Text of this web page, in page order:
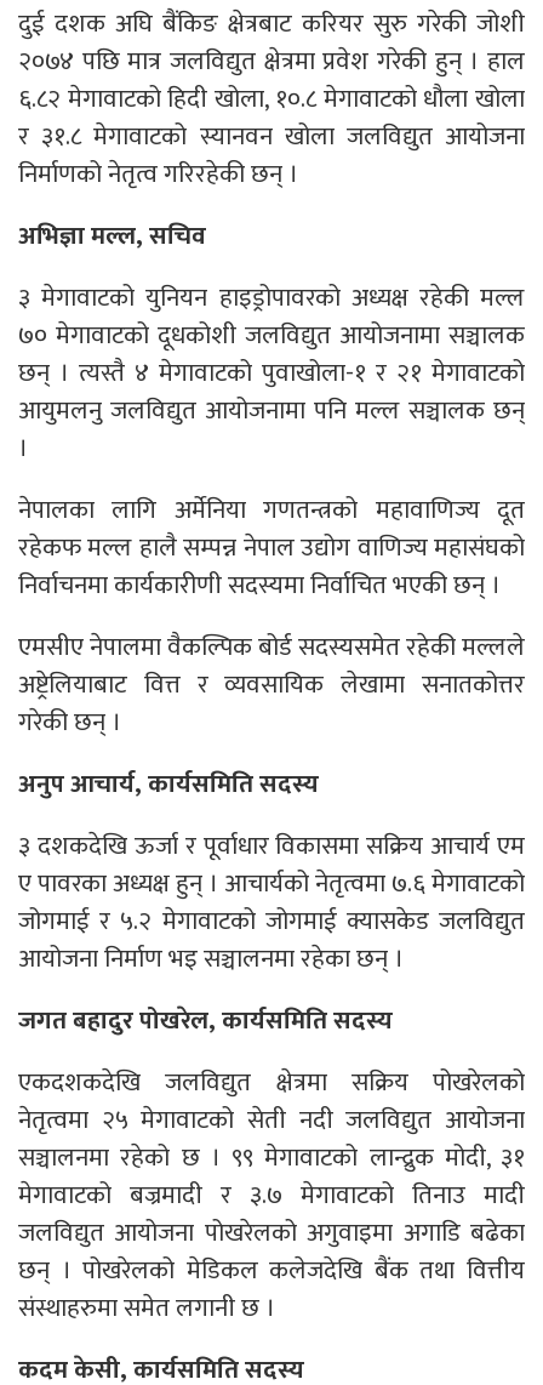
दुई दशक अघि बैंकिङ क्षेत्रबाट करियर सुरु गरेकी जोशी
२०७४ पछि मात्र जलविद्युत क्षेत्रमा प्रवेश गरेकी हुन् । हाल
६.८२ मेगावाटको हिदी खोला, १०.८ मेगावाटको धौला खोला
र ३१.८ मेगावाटको स्यानवन खोला जलविद्युत आयोजना
निर्माणको नेतृत्व गरिरहेकी छन् ।
अभिज्ञा मल्ल, सचिव
३ मेगावाटको युनियन हाइड्रोपावरको अध्यक्ष रहेकी मल्ल
७० मेगावाटको दूधकोशी जलविद्युत आयोजनामा सञ्चालक
छन् । त्यस्तै ४ मेगावाटको पुवाखोला-१ र २१ मेगावाटको
आयुमलनु जलविद्युत आयोजनामा पनि मल्ल सञ्चालक छन्
।
नेपालका लागि अर्मेनिया गणतन्त्रको महावाणिज्य दूत
रहेकफ मल्ल हालै सम्पन्न नेपाल उद्योग वाणिज्य महासंघको
निर्वाचनमा कार्यकारीणी सदस्यमा निर्वाचित भएकी छन् ।
एमसीए नेपालमा वैकल्पिक बोर्ड सदस्यसमेत रहेकी मल्लले
अष्ट्रेलियाबाट वित्त र व्यवसायिक लेखामा सनातकोत्तर
गरेकी छन् ।
अनुप आचार्य, कार्यसमिति सदस्य
३ दशकदेखि ऊर्जा र पूर्वाधार विकासमा सक्रिय आचार्य एम
ए पावरका अध्यक्ष हुन् । आचार्यको नेतृत्वमा ७.६ मेगावाटको
जोगमाई र ५.२ मेगावाटको जोगमाई क्यासकेड जलविद्युत
आयोजना निर्माण भइ सञ्चालनमा रहेका छन् ।
जगत बहादुर पोखरेल, कार्यसमिति सदस्य
एकदशकदेखि जलविद्युत क्षेत्रमा सक्रिय पोखरेलको
नेतृत्वमा २५ मेगावाटको सेती नदी जलविद्युत आयोजना
सञ्चालनमा रहेको छ । ९९ मेगावाटको लान्द्रुक मोदी, ३१
मेगावाटको बज्रमादी र ३.७ मेगावाटको तिनाउ मादी
जलविद्युत आयोजना पोखरेलको अगुवाइमा अगाडि बढेका
छन् । पोखरेलको मेडिकल कलेजदेखि बैंक तथा वित्तीय
संस्थाहरुमा समेत लगानी छ ।
कदम केसी, कार्यसमिति सदस्य